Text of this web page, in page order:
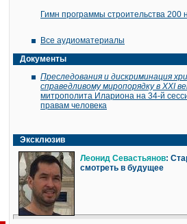
Гимн программы строительства 200
Все аудиоматериалы
Документы
Преследования и дискриминация
справедливому миропорядку в XXI
митрополита Илариона на 34-й
правам человека
Эксклюзив
Леонид Севастьянов:
смотреть в будущее